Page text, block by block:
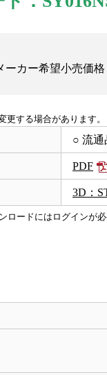
ーカー希望小売価格
する場合があります。
○ 流通
PDF
3D：
ロードにはログインが必